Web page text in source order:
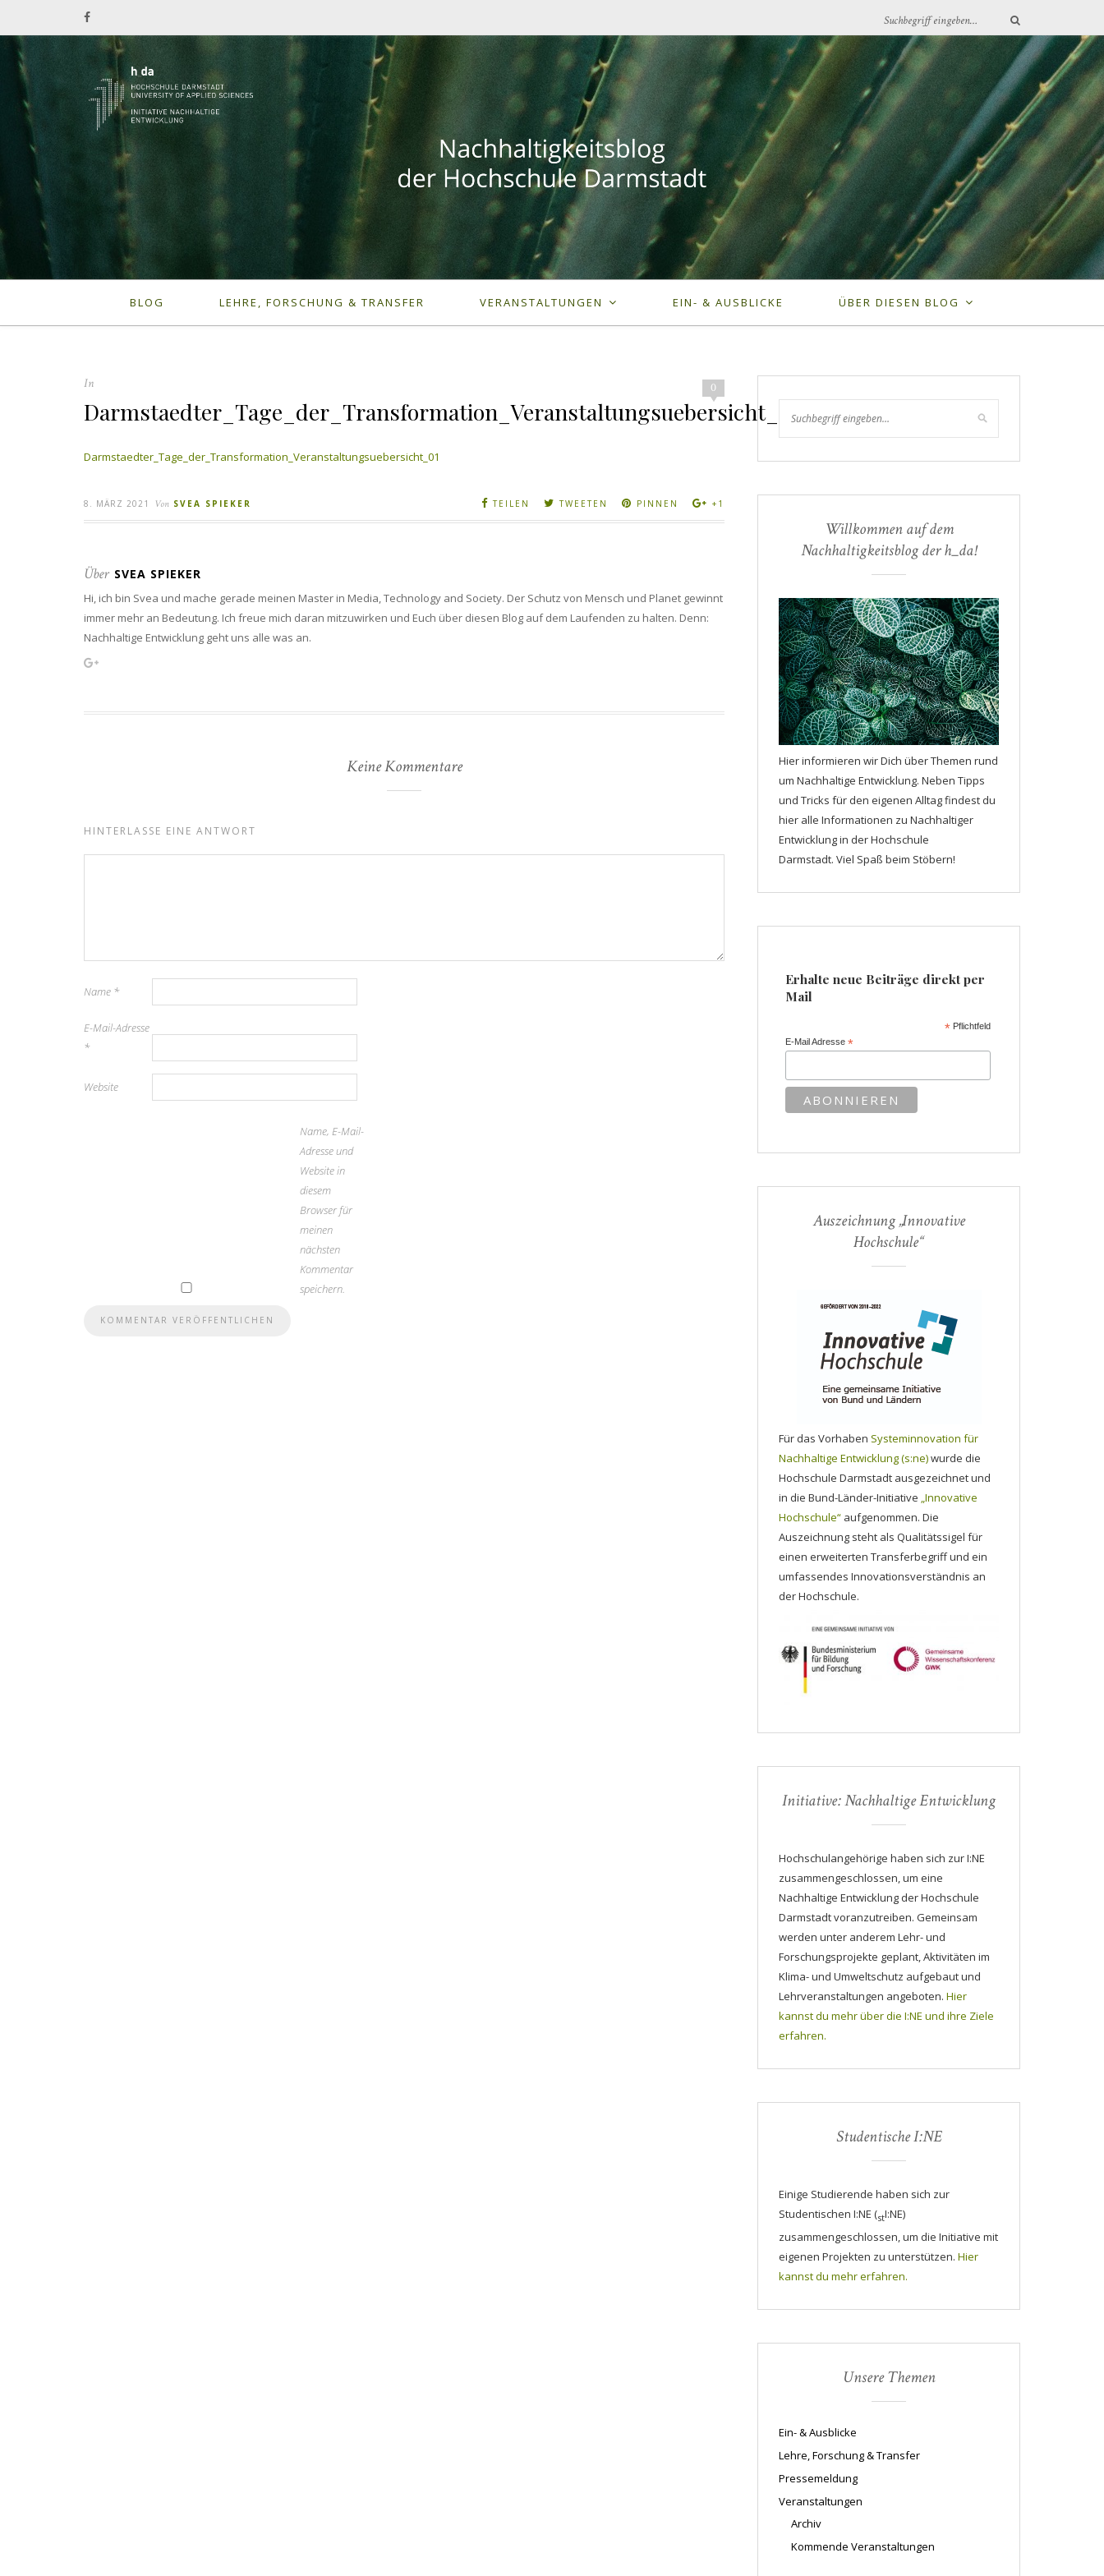
BLOG LEHRE, FORSCHUNG & TRANSFER VERANSTALTUNGEN EIN- & AUSBLICKE ÜBER DIESEN BLOG
0
In
Darmstaedter_Tage_der_Transformation_Veranstaltungsuebersicht_01
Darmstaedter_Tage_der_Transformation_Veranstaltungsuebersicht_01
8. MÄRZ 2021 Von SVEA SPIEKER TEILEN TWEETEN PINNEN +1
Über SVEA SPIEKER
Hi, ich bin Svea und mache gerade meinen Master in Media, Technology and Society. Der Schutz von Mensch und Planet gewinnt
immer mehr an Bedeutung. Ich freue mich daran mitzuwirken und Euch über diesen Blog auf dem Laufenden zu halten. Denn:
Nachhaltige Entwicklung geht uns alle was an.
Keine Kommentare
HINTERLASSE EINE ANTWORT
Name *
E-Mail-Adresse
*
Website
Name, E-Mail-
Adresse und
Website in
diesem
Browser für
meinen
nächsten
Kommentar
speichern.
Willkommen auf dem
Nachhaltigkeitsblog der h_da!
Hier informieren wir Dich über Themen rund
um Nachhaltige Entwicklung. Neben Tipps
und Tricks für den eigenen Alltag findest du
hier alle Informationen zu Nachhaltiger
Entwicklung in der Hochschule
Darmstadt. Viel Spaß beim Stöbern!
Erhalte neue Beiträge direkt per
Mail
*Pflichtfeld
E-Mail Adresse*
Auszeichnung „Innovative
Hochschule“
Für das Vorhaben Systeminnovation für
Nachhaltige Entwicklung (s:ne)wurde die
Hochschule Darmstadt ausgezeichnet und
in die Bund-Länder-Initiative „Innovative
Hochschule“ aufgenommen. Die
Auszeichnung steht als Qualitätssigel für
einen erweiterten Transferbegriff und ein
umfassendes Innovationsverständnis an
der Hochschule.
Initiative: Nachhaltige Entwicklung
Hochschulangehörige haben sich zur I:NE
zusammengeschlossen, um eine
Nachhaltige Entwicklung der Hochschule
Darmstadt voranzutreiben. Gemeinsam
werden unter anderem Lehr- und
Forschungsprojekte geplant, Aktivitäten im
Klima- und Umweltschutz aufgebaut und
Lehrveranstaltungen angeboten. Hier
kannst du mehr über die I:NE und ihre Ziele
erfahren.
Studentische I:NE
Einige Studierende haben sich zur
Studentischen I:NE (stI:NE)
zusammengeschlossen, um die Initiative mit
eigenen Projekten zu unterstützen. Hier
kannst du mehr erfahren.
Unsere Themen
Ein- & Ausblicke
Lehre, Forschung & Transfer
Pressemeldung
Veranstaltungen
Archiv
Kommende Veranstaltungen